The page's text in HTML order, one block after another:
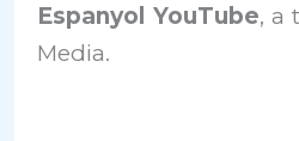
Espanyol YouTube, a
Media.